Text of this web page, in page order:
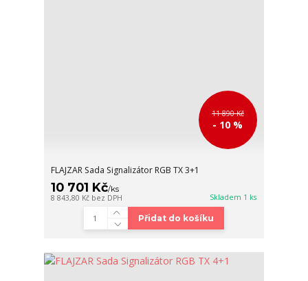
11 890 Kč
- 10 %
FLAJZAR Sada Signalizátor RGB TX 3+1
10 701 Kč/ks
8 843,80 Kč bez DPH Skladem 1 ks
Přidat do košíku